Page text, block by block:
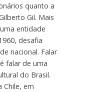
quanto a
Gil. Mais
entidade
desafia
nacional. Falar
falar de uma
do Brasil.
Chile, em